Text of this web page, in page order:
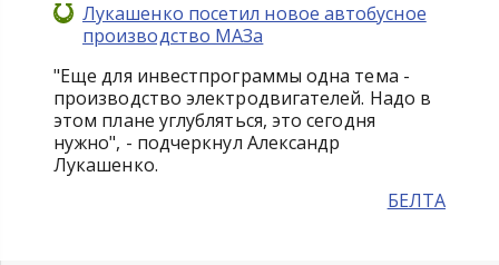
Лукашенко посетил новое автобусное
производство МАЗа
"Еще для инвестпрограммы одна тема -
производство электродвигателей. Надо в
этом плане углубляться, это сегодня
нужно", - подчеркнул Александр
Лукашенко.
БЕЛТА